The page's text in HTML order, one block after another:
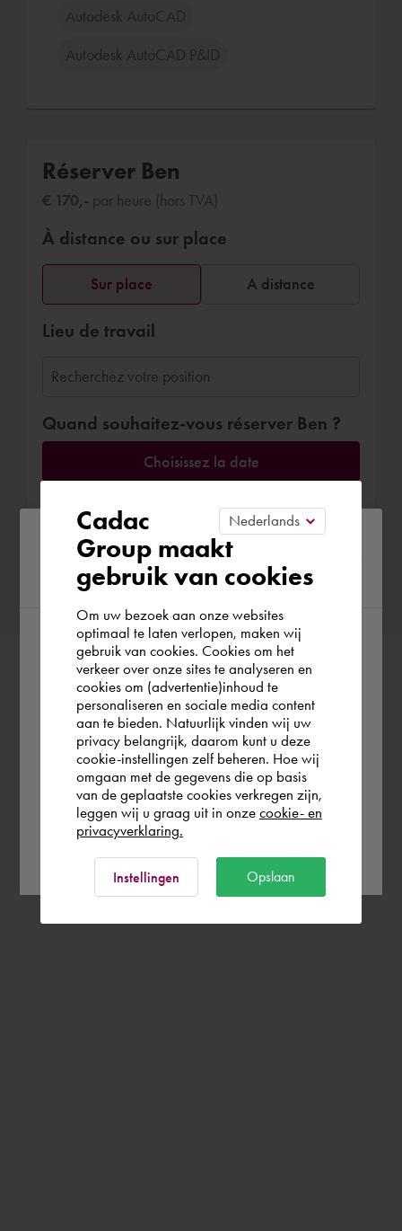
Autodesk AutoCAD
Autodesk AutoCAD P&ID
Réserver Ben
€ 170,- par heure (hors TVA)
À distance ou sur place
Sur place A distance
Lieu de travail
Quand souhaitez-vous réserver Ben ?
Choisissez la date
Confirmer la réservation
Please confirm your current
region
According to us you are situated in Rest of
the world. Please confirm in which country
you wish to shop.
België Rest of the world
Cadac
Group maakt
gebruik van cookies
Om uw bezoek aan onze websites
optimaal te laten verlopen, maken wij
gebruik van cookies. Cookies om het
verkeer over onze sites te analyseren en
cookies om (advertentie)inhoud te
personaliseren en sociale media content
aan te bieden. Natuurlijk vinden wij uw
privacy belangrijk, daarom kunt u deze
cookie-instellingen zelf beheren. Hoe wij
omgaan met de gegevens die op basis
van de geplaatste cookies verkregen zijn,
leggen wij u graag uit in onze cookie- en
privacyverklaring.
Instellingen Opslaan